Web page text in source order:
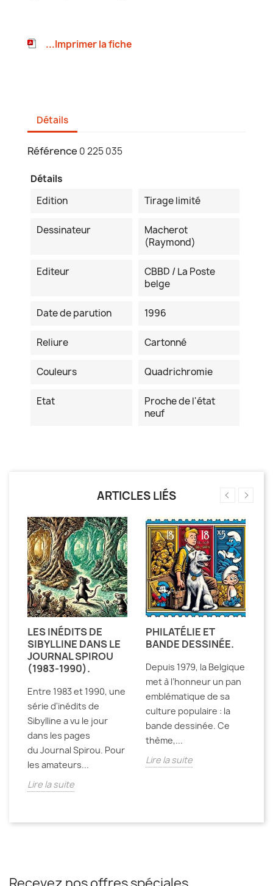
...Imprimer la fiche
Détails
Référence 0 225 035
Détails
Edition
Tirage limité
Dessinateur
Macherot
(Raymond)
Editeur
CBBD / La Poste
belge
Date de parution 1996
Reliure Cartonné
Couleurs Quadrichromie
Etat
Proche de l'état
neuf
ARTICLES LIÉS
LES INÉDITS DE
SIBYLLINE DANS LE
JOURNAL SPIROU
(1983-1990).
Entre 1983 et 1990, une
série d'inédits de
Sibylline a vu le jour
dans les pages
du Journal Spirou. Pour
les amateurs...
Lire la suite
PHILATÉLIE ET
BANDE DESSINÉE.
Depuis 1979, la Belgique
met à l’honneur un pan
emblématique de sa
culture populaire : la
bande dessinée. Ce
thème,...
Lire la suite